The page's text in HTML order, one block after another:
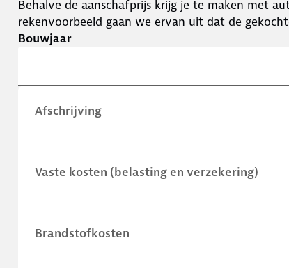
Behalve de aanschafprijs krijg je te maken met
rekenvoorbeeld gaan we ervan uit dat de
Bouwjaar
Afschrijving
Vaste kosten (belasting en verzekering)
Brandstofkosten